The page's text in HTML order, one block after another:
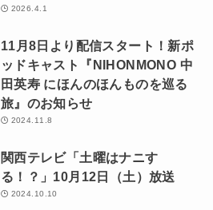
2026.4.1
11月8日より配信スタート！新ポ
ッドキャスト『NIHONMONO 中
田英寿 にほんのほんものを巡る
旅』のお知らせ
2024.11.8
関西テレビ「土曜はナニす
る！？」10月12日（土）放送
2024.10.10